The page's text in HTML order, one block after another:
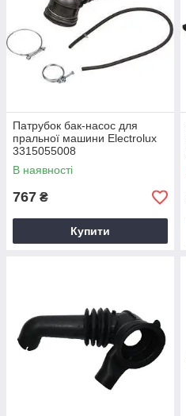
Патрубок бак-насос для
пральної машини Electrolux
3315055008
В наявності
767 ₴
Купити